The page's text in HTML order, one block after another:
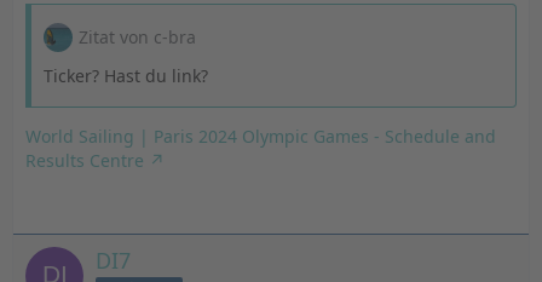
Zitat von c-bra
Ticker? Hast du link?
World Sailing | Paris 2024 Olympic Games - Schedule and
Results Centre
DI7